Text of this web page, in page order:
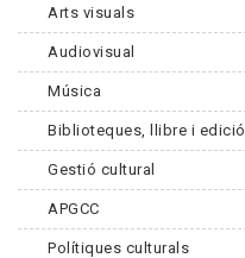
Arts visuals
Audiovisual
Música
Biblioteques, llibre i edició
Gestió cultural
APGCC
Polítiques culturals